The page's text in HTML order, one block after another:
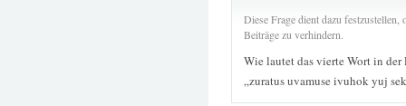
Diese Frage dient dazu
Beiträge zu verhindern.
Wie lautet das vierte Wort in der
„zuratus uvamuse ivuhok yuj